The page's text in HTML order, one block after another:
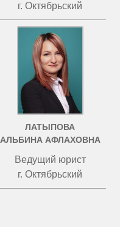
г. Октябрьский
ЛАТЫПОВА
АЛЬБИНА АФЛАХОВНА
Ведущий юрист
г. Октябрьский